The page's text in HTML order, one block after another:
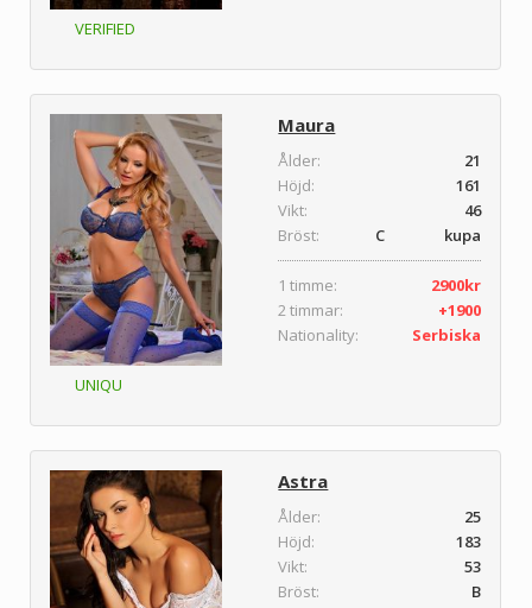
VERIFIED
UNIQU
Maura
Ålder:
21
Höjd:
161
Vikt:
46
Bröst:
C kupa
1 timme:
2900kr
2 timmar:
+1900
Nationality:
Serbiska
Astra
Ålder:
25
Höjd:
183
Vikt:
53
Bröst:
B